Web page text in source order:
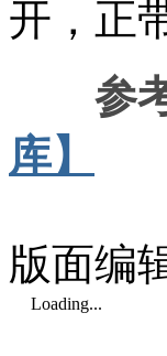
开，正
参
库】
版面编
Loading...